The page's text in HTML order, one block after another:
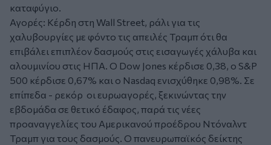
καταφύγιο.
Αγορές: Κέρδη στη Wall Street, ράλι για τις
χαλυβουργίες με φόντο τις απειλές Τραμπ ότι θα
επιβάλει επιπλέον δασμούς στις εισαγωγές χάλυβα και
αλουμινίου στις ΗΠΑ. O Dow Jones κέρδισε 0,38, ο S&P
500 κέρδισε 0,67% και ο Nasdaq ενισχύθηκε 0,98%. Σε
επίπεδα - ρεκόρ οι ευρωαγορές, ξεκινώντας την
εβδομάδα σε θετικό έδαφος, παρά τις νέες
προαναγγελίες του Αμερικανού προέδρου Ντόναλντ
Τραμπ για τους δασμούς. Ο πανευρωπαϊκός δείκτης